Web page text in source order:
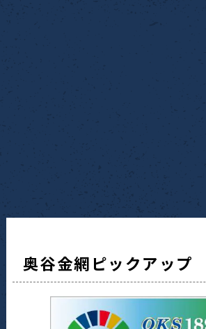
奥谷金網ピックアップ